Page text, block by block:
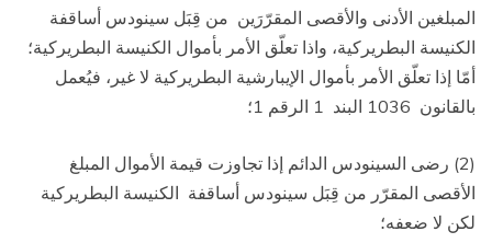
المبلغين الأدنى والأقصى المقرّرَين من قِبَل سينودس أساقفة
الكنيسة البطريركية، واذا تعلّق الأمر بأموال الكنيسة البطريركية؛
أمّا إذا تعلّق الأمر بأموال الإيبارشية البطريركية لا غير، فيُعمل
بالقانون 1036 البند 1 الرقم 1؛
(2) رضى السينودس الدائم إذا تجاوزت قيمة الأموال المبلغ
الأقصى المقرّر من قِبَل سينودس أساقفة الكنيسة البطريركية
لكن لا ضعفه؛